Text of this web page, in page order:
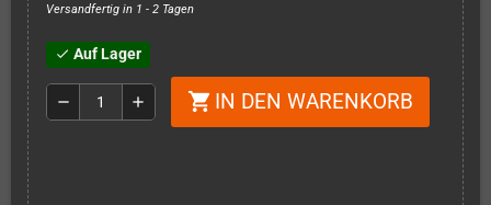
Versandfertig in 1 - 2 Tagen
check Auf Lager
remove add shopping_cart IN DEN WARENKORB